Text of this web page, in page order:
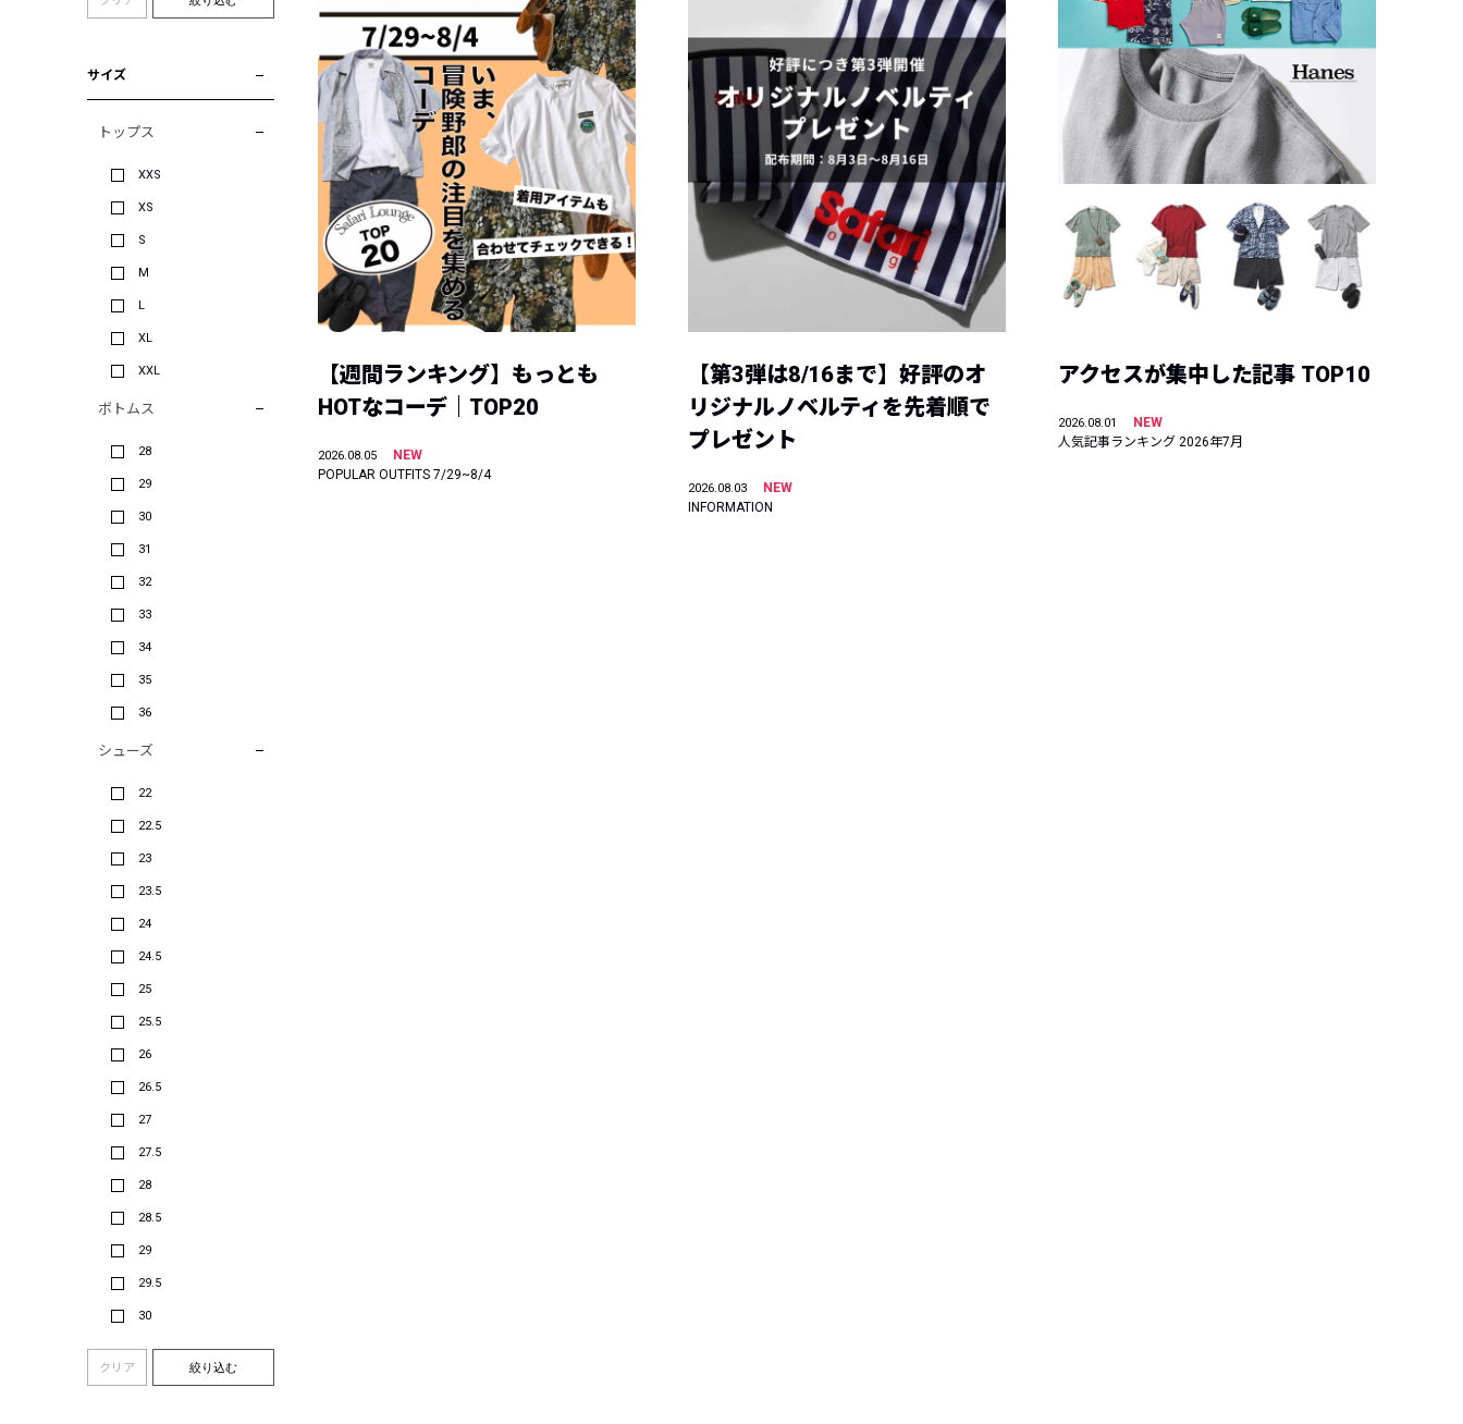
サイズ
トップス
XXS
XS
S
M
L
XL
XXL
ボトムス
28
29
30
31
32
33
34
35
36
シューズ
22
22.5
23
23.5
24
24.5
25
25.5
26
26.5
27
27.5
28
28.5
29
29.5
30
クリア 絞り込む
【週間ランキング】もっとも
HOTなコーデ｜TOP20
2026.08.05
NEW
POPULAR OUTFITS 7/29~8/4
【第3弾は8/16まで】好評のオ
リジナルノベルティを先着順で
プレゼント
2026.08.03
NEW
INFORMATION
アクセスが集中した記事 TOP10
2026.08.01
NEW
人気記事ランキング 2026年7月